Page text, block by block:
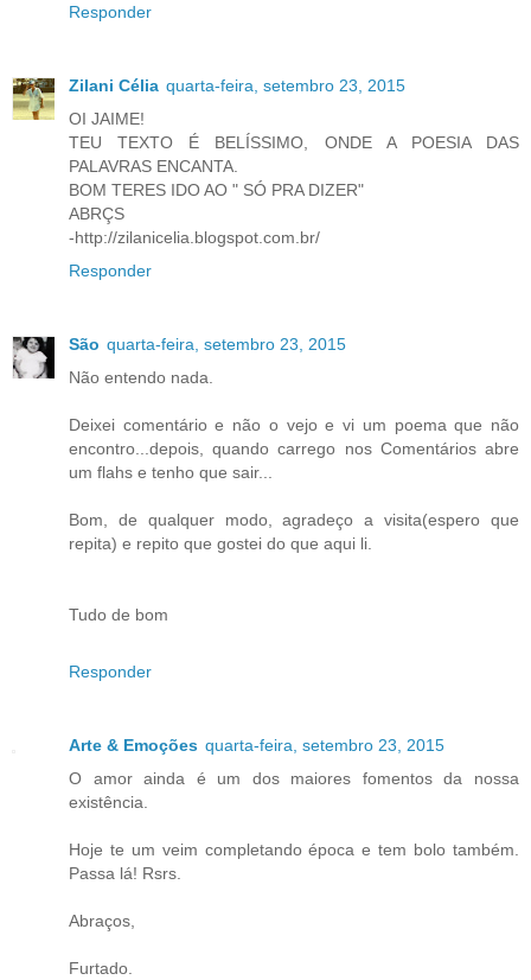
Responder
Zilani Célia quarta-feira, setembro 23, 2015
OI JAIME!
TEU TEXTO É BELÍSSIMO, ONDE A POESIA DAS
PALAVRAS ENCANTA.
BOM TERES IDO AO " SÓ PRA DIZER"
ABRÇS
-http://zilanicelia.blogspot.com.br/
Responder
São quarta-feira, setembro 23, 2015
Não entendo nada.
Deixei comentário e não o vejo e vi um poema que não
encontro...depois, quando carrego nos Comentários abre
um flahs e tenho que sair...
Bom, de qualquer modo, agradeço a visita(espero que
repita) e repito que gostei do que aqui li.
Tudo de bom
Responder
Arte & Emoções quarta-feira, setembro 23, 2015
O amor ainda é um dos maiores fomentos da nossa
existência.
Hoje te um veim completando época e tem bolo também.
Passa lá! Rsrs.
Abraços,
Furtado.